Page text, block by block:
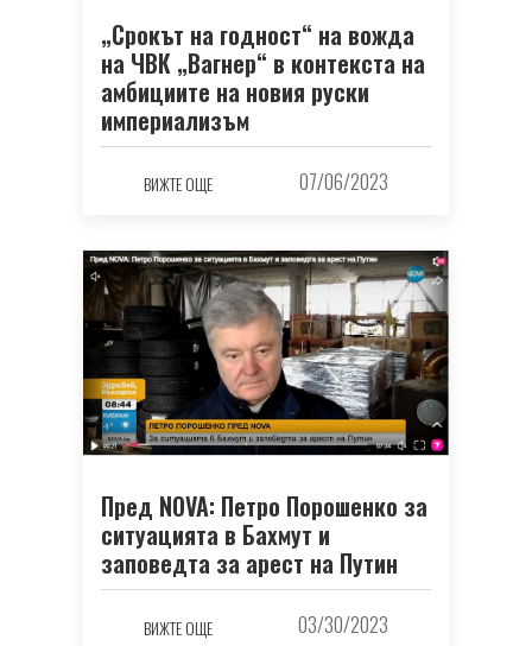
„Срокът на годност“ на вожда
на ЧВК „Вагнер“ в контекста на
амбициите на новия руски
империализъм
ВИЖТЕ ОЩЕ 07/06/2023
Пред NOVA: Петро Порошенко за
ситуацията в Бахмут и
заповедта за арест на Путин
ВИЖТЕ ОЩЕ 03/30/2023